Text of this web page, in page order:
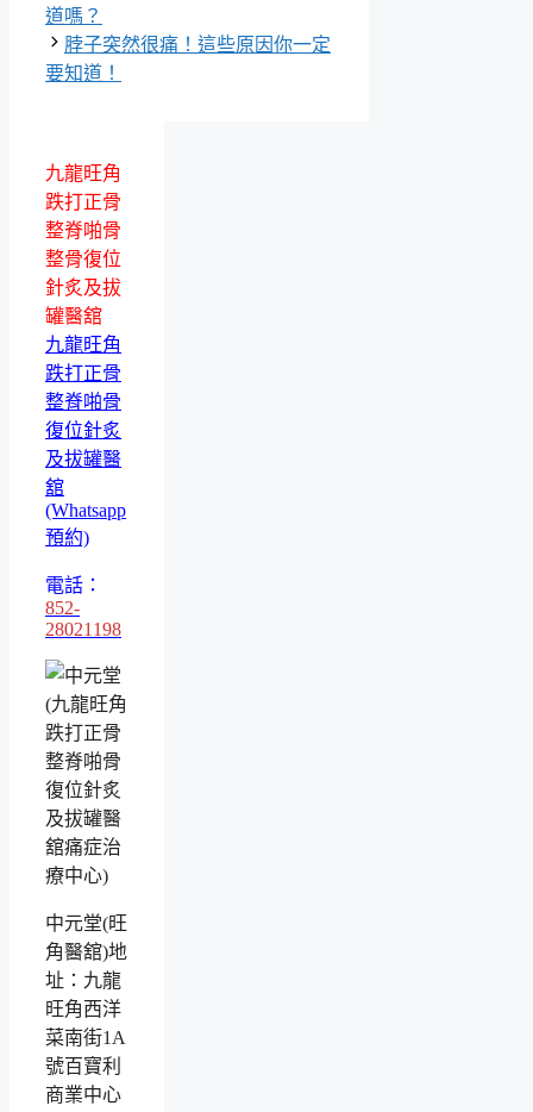
道嗎？
脖子突然很痛！這些原因你一定
要知道！
九龍旺角
跌打正骨
整脊啪骨
整骨復位
針炙及拔
罐醫舘
九龍旺角
跌打正骨
整脊啪骨
復位針炙
及拔罐醫
舘
(Whatsapp
預約)
電話：
852-
28021198
中元堂(旺
角醫舘)地
址：九龍
旺角西洋
菜南街1A
號百寶利
商業中心